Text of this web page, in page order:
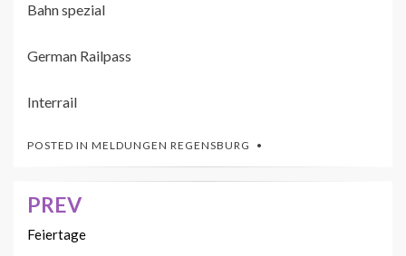
Bahn spezial
German Railpass
Interrail
POSTED IN MELDUNGEN REGENSBURG
Beitrags-
Navigation
PREV
Feiertage